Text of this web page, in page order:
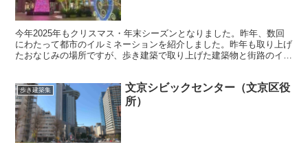
今年2025年もクリスマス・年末シーズンとなりました。昨年、数回
にわたって都市のイルミネーションを紹介しました。昨年も取り上げ
たおなじみの場所ですが、歩き建築で取り上げた建築物と街路のイル
歩き建築集
文京シビックセンター（文京区役
所）